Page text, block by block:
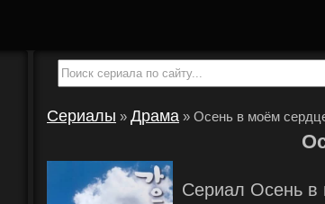
Сериалы » Драма » Осень в моём
Сериал Осень в